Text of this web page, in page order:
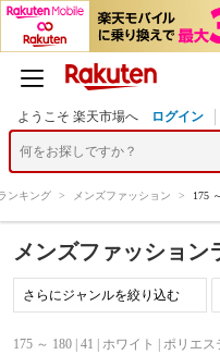
ようこそ 楽天市場へ ログイン
ンキング > メンズファッション > 175
メンズファッション
175 ～ 180 | 41 | ホワイト | ポリエス